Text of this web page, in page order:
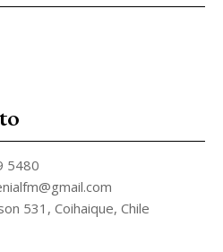
5480
531, Coihaique, Chile